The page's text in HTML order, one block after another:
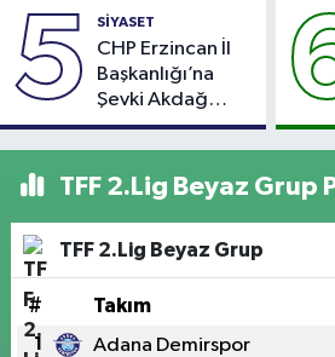
2 Kişi Yaralandı
5 SİYASET
CHP Erzincan İl
Başkanlığı’na
Şevki Akdağ
Atandı!
TFF 2.Lig Beyaz Grup
TFF 2.Lig Beyaz Grup
# Takım
1 Adana Demirspor